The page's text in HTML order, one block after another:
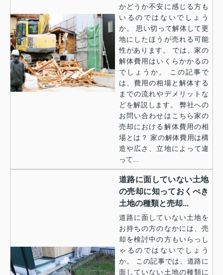
かどうか不安に感じる方も
いるのではないでしょう
か。 思い切って解体して更
地にしたほうが売れる可能
性があります。 では、家の
解体費用はいくらかかるの
でしょうか。 この記事で
は、費用の相場と解体する
までの流れやデメリットな
どを解説します。 弊社への
お問い合わせはこちら家の
売却における解体費用の相
場とは？ 家の解体費用は構
造や広さ、立地によって違
って...
道路に面していない土地
の売却に知っておくべき
土地の種類と売却...
道路に面していない土地を
お持ちの方のなかには、売
却を検討中の方もいらっし
ゃるのではないでしょう
か。 この記事では、道路に
面していない土地の種類に